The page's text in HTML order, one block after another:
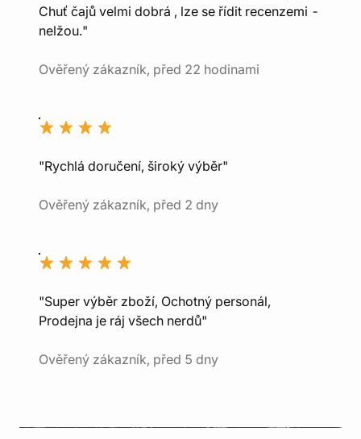
Chuť čajů velmi dobrá , lze se řídit recenzemi -
nelžou."
Ověřený zákazník, před 22 hodinami
"Rychlá doručení, široký výběr"
Ověřený zákazník, před 2 dny
"Super výběr zboží, Ochotný personál,
Prodejna je ráj všech nerdů"
Ověřený zákazník, před 5 dny